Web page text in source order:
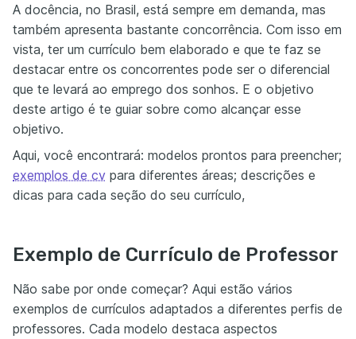
A docência, no Brasil, está sempre em demanda, mas
também apresenta bastante concorrência. Com isso em
vista, ter um currículo bem elaborado e que te faz se
destacar entre os concorrentes pode ser o diferencial
que te levará ao emprego dos sonhos. E o objetivo
deste artigo é te guiar sobre como alcançar esse
objetivo.
Aqui, você encontrará: modelos prontos para preencher;
exemplos de cv para diferentes áreas; descrições e
dicas para cada seção do seu currículo,
Exemplo de Currículo de Professor
Não sabe por onde começar? Aqui estão vários
exemplos de currículos adaptados a diferentes perfis de
professores. Cada modelo destaca aspectos